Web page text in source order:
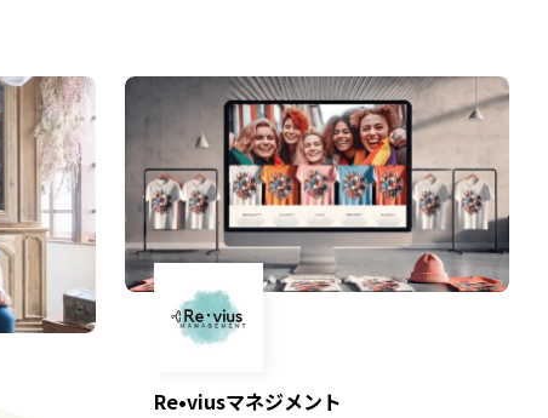
Re•viusマネジメント